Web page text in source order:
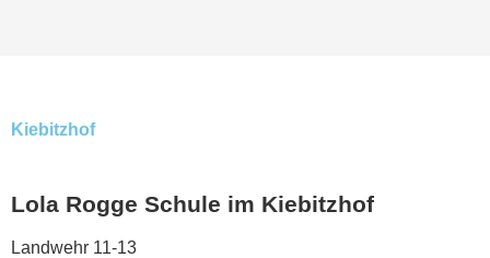
Kiebitzhof
Lola Rogge Schule im Kiebitzhof
Landwehr 11-13